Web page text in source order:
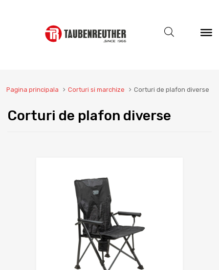
Pagina principala Corturi si marchize Corturi de plafon diverse
Corturi de plafon diverse